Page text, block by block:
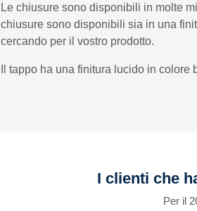
Le chiusure sono disponibili in molte
chiusure sono disponibili sia in una
cercando per il vostro prodotto.
Il tappo ha una finitura lucido in colore
I clienti che
Per il